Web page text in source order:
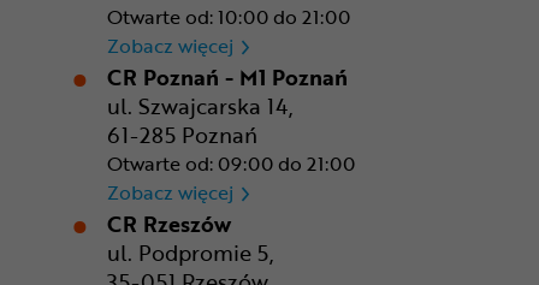
Otwarte od: 10:00 do 21:00
Zobacz więcej CR Kraków - Solvay Park
CR Poznań - M1 Poznań
ul. Szwajcarska 14,
61-285 Poznań
Otwarte od: 09:00 do 21:00
Zobacz więcej CR Poznań - M1 Poznań
CR Rzeszów
ul. Podpromie 5,